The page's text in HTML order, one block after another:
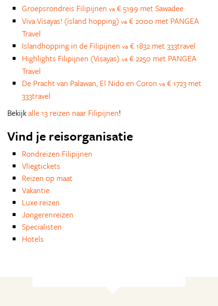
Groepsrondreis Filipijnen va € 5199 met Sawadee
Viva Visayas! (island hopping) va € 2000 met PANGEA
Travel
Islandhopping in de Filipijnen va € 1832 met 333travel
Highlights Filipijnen (Visayas) va € 2250 met PANGEA
Travel
De Pracht van Palawan, El Nido en Coron va € 1723 met
333travel
Bekijkalle 13 reizen naar Filipijnen!
Vind je reisorganisatie
Rondreizen Filipijnen
Vliegtickets
Reizen op maat
Vakantie
Luxe reizen
Jongerenreizen
Specialisten
Hotels